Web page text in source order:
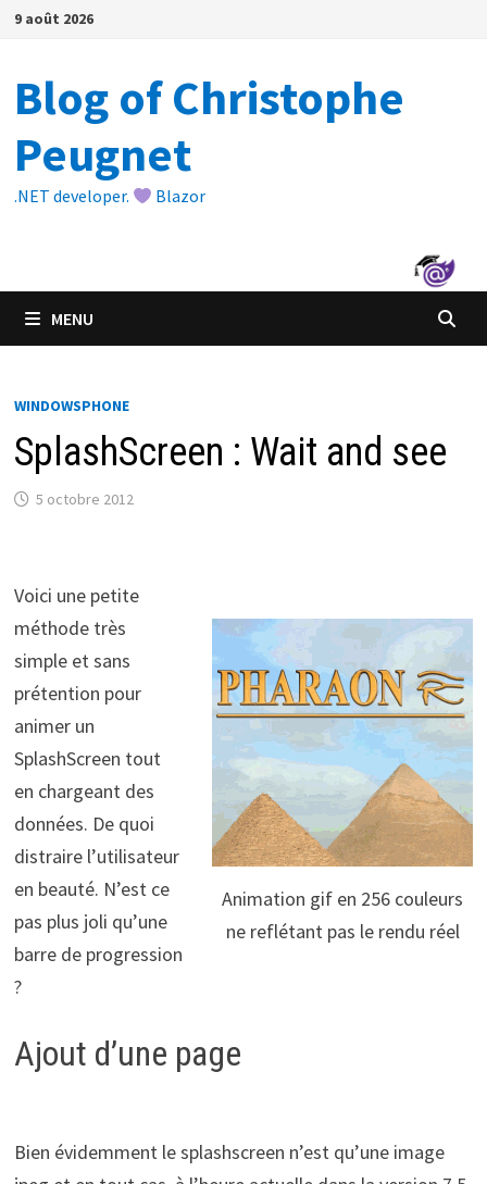
Passer
9 août 2026
Blog of Christophe
Peugnet
.NET developer. Blazor
MENU
WINDOWSPHONE
SplashScreen : Wait and see
5 octobre 2012
Animation gif en 256 couleurs
ne reflétant pas le rendu réel
Voici une petite
méthode très
simple et sans
prétention pour
animer un
SplashScreen tout
en chargeant des
données. De quoi
distraire l’utilisateur
en beauté. N’est ce
pas plus joli qu’une
barre de progression
?
Ajout d’une page
Bien évidemment le splashscreen n’est qu’une image